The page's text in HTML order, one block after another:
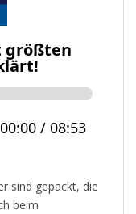
sind gepackt, die
beim